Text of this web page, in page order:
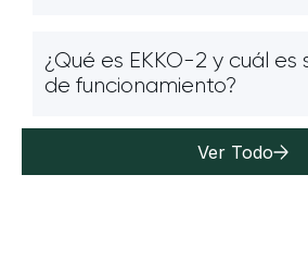
¿Qué es EKKO-2 y cuál es
de funcionamiento?
Ver Todo